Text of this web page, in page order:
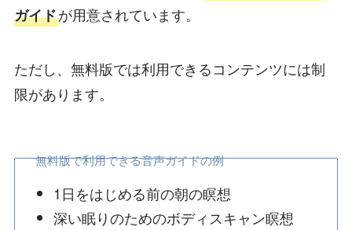
ガイドが用意されています。
ただし、無料版では利用できるコンテンツには制
限があります。
無料版で利用できる音声ガイドの例
1日をはじめる前の朝の瞑想
深い眠りのためのボディスキャン瞑想